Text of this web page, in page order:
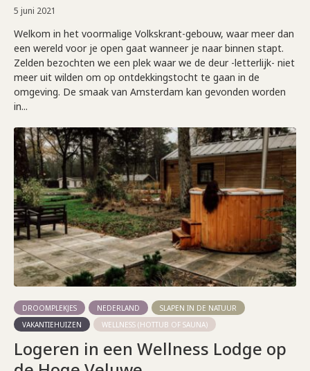
5 juni 2021
Welkom in het voormalige Volkskrant-gebouw, waar meer dan
een wereld voor je open gaat wanneer je naar binnen stapt.
Zelden bezochten we een plek waar we de deur -letterlijk- niet
meer uit wilden om op ontdekkingstocht te gaan in de
omgeving. De smaak van Amsterdam kan gevonden worden
in...
DROOMPLEKJES NEDERLAND
SLAPEN IN DE NATUUR
VAKANTIEHUIZEN
WELLNESS (HOTTUB OF SAUNA)
Logeren in een Wellness Lodge op